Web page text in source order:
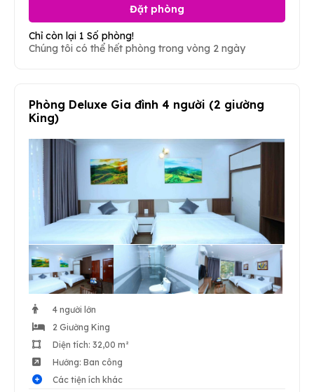
Đặt phòng
Chỉ còn lại 1 Số phòng!
Chúng tôi có thể hết phòng trong vòng 2 ngày
Phòng Deluxe Gia đình 4 người (2 giường
King)
4 người lớn
2 Giường King
Diện tích: 32,00 m²
Hướng: Ban công
Các tiện ích khác